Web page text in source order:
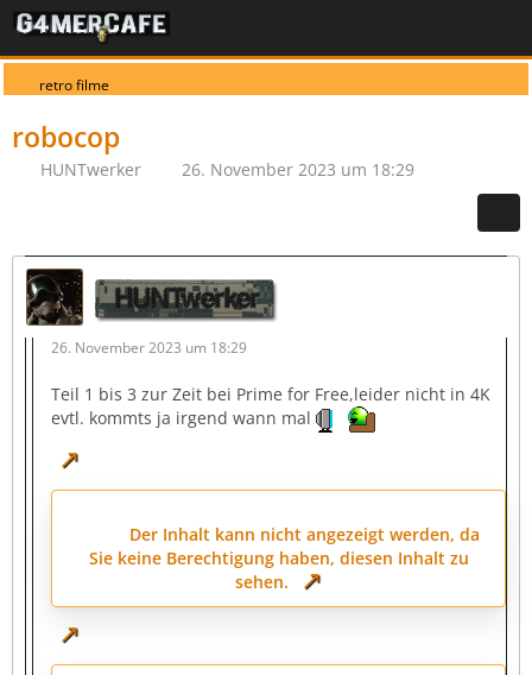
retro filme
robocop
HUNTwerker 26. November 2023 um 18:29
HUNTwerker
26. November 2023 um 18:29
Teil 1 bis 3 zur Zeit bei Prime for Free,leider nicht in 4K
evtl. kommts ja irgend wann mal
Der Inhalt kann nicht angezeigt werden, da
Sie keine Berechtigung haben, diesen Inhalt zu
sehen.